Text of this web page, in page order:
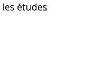
études